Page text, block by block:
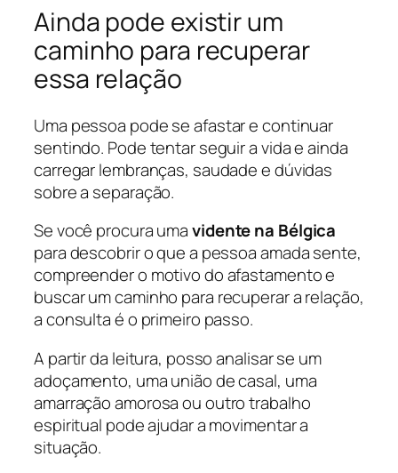
Ainda pode existir um
caminho para recuperar
essa relação
Uma pessoa pode se afastar e continuar
sentindo. Pode tentar seguir a vida e ainda
carregar lembranças, saudade e dúvidas
sobre a separação.
Se você procura umavidente na Bélgica
para descobrir o que a pessoa amada sente,
compreender o motivo do afastamento e
buscar um caminho para recuperar a relação,
a consulta é o primeiro passo.
A partir da leitura, posso analisar se um
adoçamento, uma união de casal, uma
amarração amorosa ou outro trabalho
espiritual pode ajudar a movimentar a
situação.